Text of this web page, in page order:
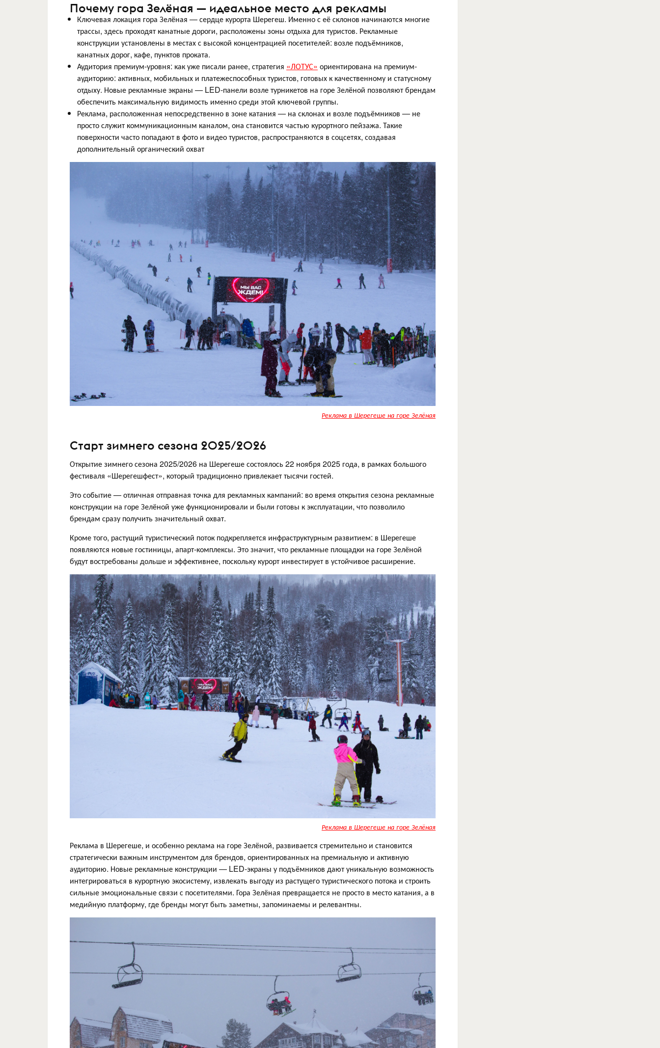
Почему гора Зелёная — идеальное место для рекламы
Ключевая локация гора Зелёная — сердце курорта Шерегеш. Именно с её склонов начинаются многие
трассы, здесь проходят канатные дороги, расположены зоны отдыха для туристов. Рекламные
конструкции установлены в местах с высокой концентрацией посетителей: возле подъёмников,
канатных дорог, кафе, пунктов проката.
Аудитория премиум-уровня: как уже писали ранее, стратегия «ЛОТУС» ориентирована на премиум-
аудиторию: активных, мобильных и платежеспособных туристов, готовых к качественному и статусному
отдыху. Новые рекламные экраны — LED-панели возле турникетов на горе Зелёной позволяют брендам
обеспечить максимальную видимость именно среди этой ключевой группы.
Реклама, расположенная непосредственно в зоне катания — на склонах и возле подъёмников — не
просто служит коммуникационным каналом, она становится частью курортного пейзажа. Такие
поверхности часто попадают в фото и видео туристов, распространяются в соцсетях, создавая
дополнительный органический охват
Реклама в Шерегеше на горе Зелёная
Старт зимнего сезона 2025/2026
Открытие зимнего сезона 2025/2026 на Шерегеше состоялось 22 ноября 2025 года, в рамках большого
фестиваля «Шерегешфест», который традиционно привлекает тысячи гостей.
Это событие — отличная отправная точка для рекламных кампаний: во время открытия сезона рекламные
конструкции на горе Зелёной уже функционировали и были готовы к эксплуатации, что позволило
брендам сразу получить значительный охват.
Кроме того, растущий туристический поток подкрепляется инфраструктурным развитием: в Шерегеше
появляются новые гостиницы, апарт-комплексы. Это значит, что рекламные площадки на горе Зелёной
будут востребованы дольше и эффективнее, поскольку курорт инвестирует в устойчивое расширение.
Реклама в Шерегеше на горе Зелёная
Реклама в Шерегеше, и особенно реклама на горе Зелёной, развивается стремительно и становится
стратегически важным инструментом для брендов, ориентированных на премиальную и активную
аудиторию. Новые рекламные конструкции — LED-экраны у подъёмников дают уникальную возможность
интегрироваться в курортную экосистему, извлекать выгоду из растущего туристического потока и строить
сильные эмоциональные связи с посетителями. Гора Зелёная превращается не просто в место катания, а в
медийную платформу, где бренды могут быть заметны, запоминаемы и релевантны.